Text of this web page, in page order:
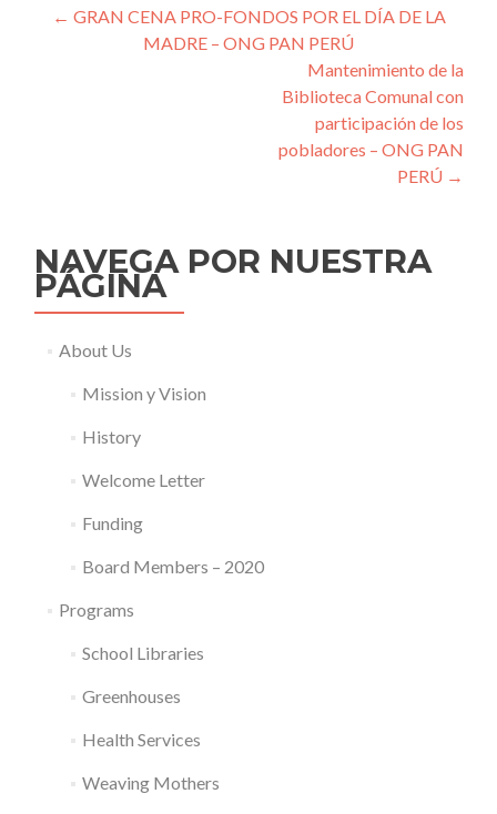
Navegación
← GRAN CENA PRO-FONDOS POR EL DÍA DE LA
MADRE – ONG PAN PERÚ
Mantenimiento de la
Biblioteca Comunal con
participación de los
pobladores – ONG PAN
PERÚ →
NAVEGA POR NUESTRA
PÁGINA
About Us
Mission y Vision
History
Welcome Letter
Funding
Board Members – 2020
Programs
School Libraries
Greenhouses
Health Services
Weaving Mothers